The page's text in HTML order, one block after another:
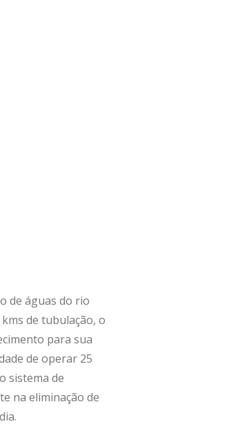
de águas do rio
de tubulação, o
para sua
de operar 25
sistema de
na eliminação de